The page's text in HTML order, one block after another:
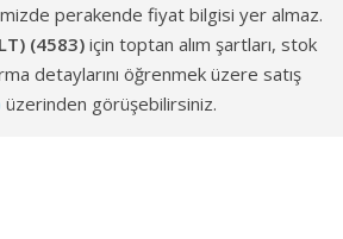
perakende fiyat bilgisi yer almaz.
(4583) için toptan alım şartları, stok
detaylarını öğrenmek üzere satış
üzerinden görüşebilirsiniz.